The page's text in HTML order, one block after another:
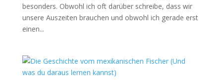
besonders. Obwohl ich oft darüber schreibe, dass wir
unsere Auszeiten brauchen und obwohl ich gerade erst
einen...